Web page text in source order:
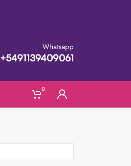
Whatsapp
+5491139409061
0